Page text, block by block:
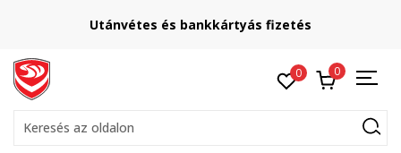
Utánvétes és bankkártyás fizetés
0 0
Keresés az oldalon